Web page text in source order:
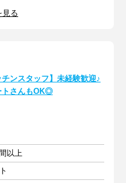
見る
チンスタッフ】未経験歓迎♪
トさんもOK◎
以上